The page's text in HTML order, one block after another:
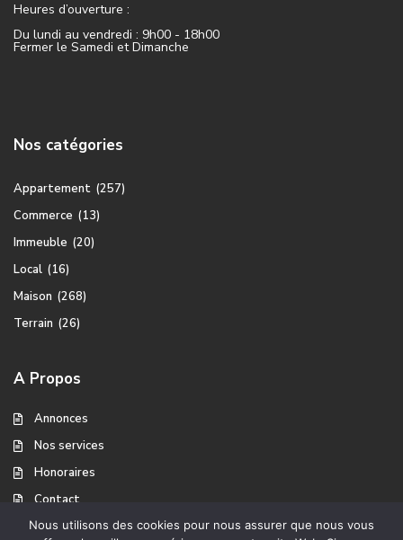
Heures d’ouverture :
Du lundi au vendredi : 9h00 - 18h00
Fermer le Samedi et Dimanche
Nos catégories
Appartement (257)
Commerce (13)
Immeuble (20)
Local (16)
Maison (268)
Terrain (26)
A Propos
Annonces
Nos services
Honoraires
Contact
Nous utilisons des cookies pour nous assurer que nous vous